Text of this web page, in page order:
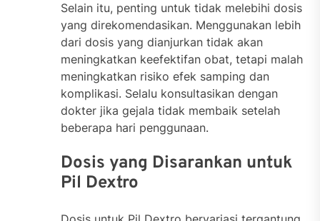
Selain itu, penting untuk tidak melebihi dosis
yang direkomendasikan. Menggunakan lebih
dari dosis yang dianjurkan tidak akan
meningkatkan keefektifan obat, tetapi malah
meningkatkan risiko efek samping dan
komplikasi. Selalu konsultasikan dengan
dokter jika gejala tidak membaik setelah
beberapa hari penggunaan.
Dosis yang Disarankan untuk
Pil Dextro